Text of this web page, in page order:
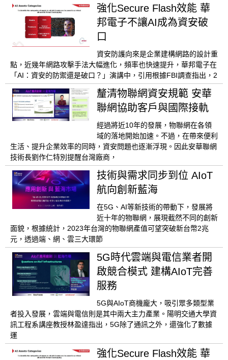
強化Secure Flash效能 華
邦電子不讓AI成為資安破
口
資安防護向來是企業建構網路的設計重
點，近幾年網路攻擊手法大幅進化，頻率也快速提升，華邦電子在
「AI：資安的防禦還是破口？」演講中，引用根據FBI調查指出，2
釐清物聯網資安規範 安華
聯網協助客戶與國際接軌
經過將近10年的發展，物聯網在各領
域的落地開始加速。不過，在帶來便利
生活、提升企業效率的同時，資安問題也逐漸浮現。因此安華聯網
技術長劉作仁特別提醒台灣廠商，
技術與需求同步到位 AIoT
航向創新藍海
在5G、AI等新技術的帶動下，發展將
近十年的物聯網，展現截然不同的創新
面貌，根據統計，2023年台灣的物聯網產值可望突破新台幣2兆
元，透過端、網、雲三大環節
5G時代雲端與電信業者開
啟競合模式 建構AIoT完善
服務
5G與AIoT商機龐大，吸引眾多類型業
者投入發展，雲端與電信則是其中兩大主力產業。陽明交通大學資
訊工程系講座教授林盈達指出，5G除了通訊之外，還強化了數據
運
強化Secure Flash效能 華